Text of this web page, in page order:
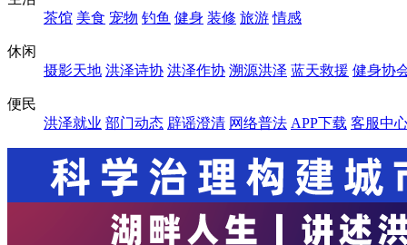
茶馆 美食 宠物 钓鱼 健身 装修 旅游 情感
休闲
摄影天地 洪泽诗协 洪泽作协 溯源洪泽 蓝天救援 健身协
便民
洪泽就业 部门动态 辟谣澄清 网络普法 APP下载 客服中